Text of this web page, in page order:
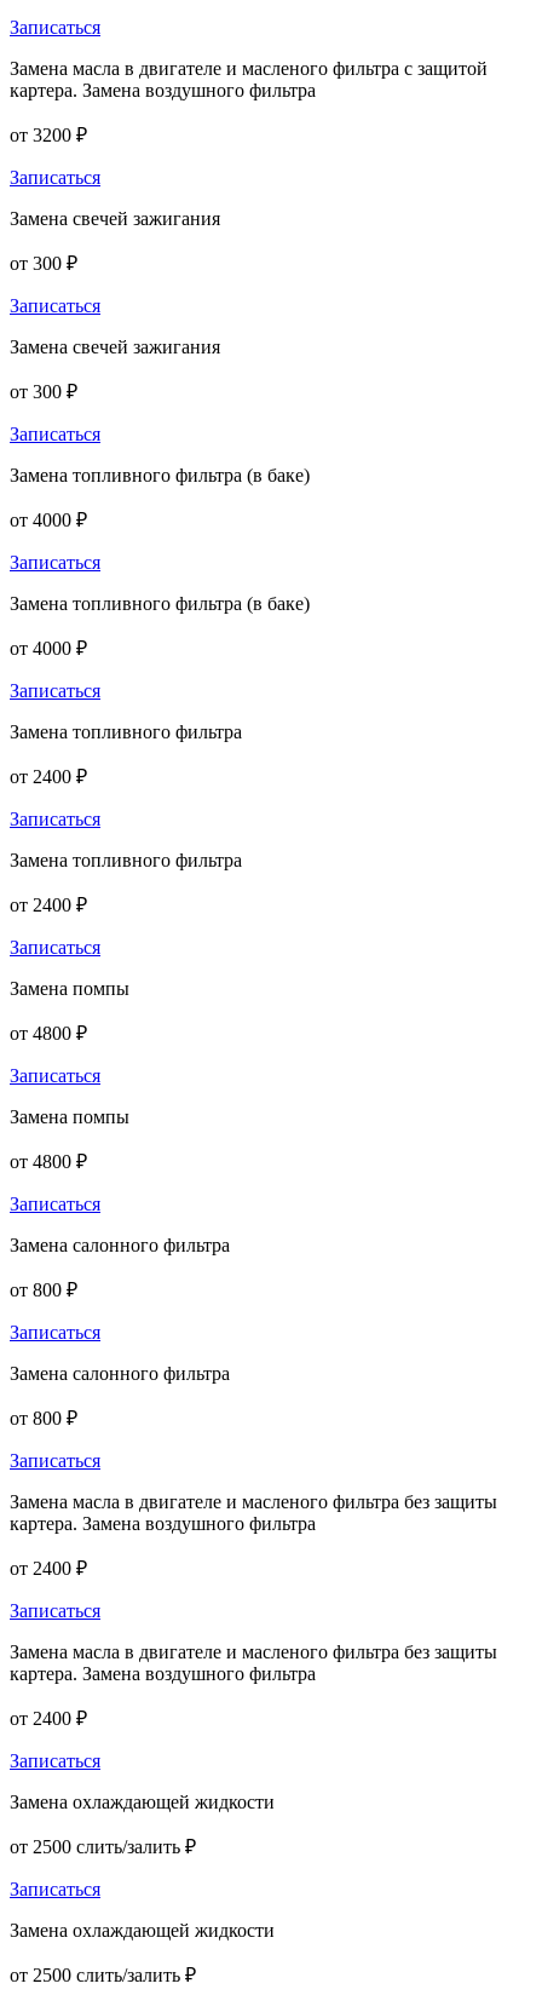
Записаться
Замена масла в двигателе и масленого фильтра с защитой
картера. Замена воздушного фильтра
от 3200 ₽
Записаться
Замена свечей зажигания
от 300 ₽
Записаться
Замена свечей зажигания
от 300 ₽
Записаться
Замена топливного фильтра (в баке)
от 4000 ₽
Записаться
Замена топливного фильтра (в баке)
от 4000 ₽
Записаться
Замена топливного фильтра
от 2400 ₽
Записаться
Замена топливного фильтра
от 2400 ₽
Записаться
Замена помпы
от 4800 ₽
Записаться
Замена помпы
от 4800 ₽
Записаться
Замена салонного фильтра
от 800 ₽
Записаться
Замена салонного фильтра
от 800 ₽
Записаться
Замена масла в двигателе и масленого фильтра без защиты
картера. Замена воздушного фильтра
от 2400 ₽
Записаться
Замена масла в двигателе и масленого фильтра без защиты
картера. Замена воздушного фильтра
от 2400 ₽
Записаться
Замена охлаждающей жидкости
от 2500 слить/залить ₽
Записаться
Замена охлаждающей жидкости
от 2500 слить/залить ₽